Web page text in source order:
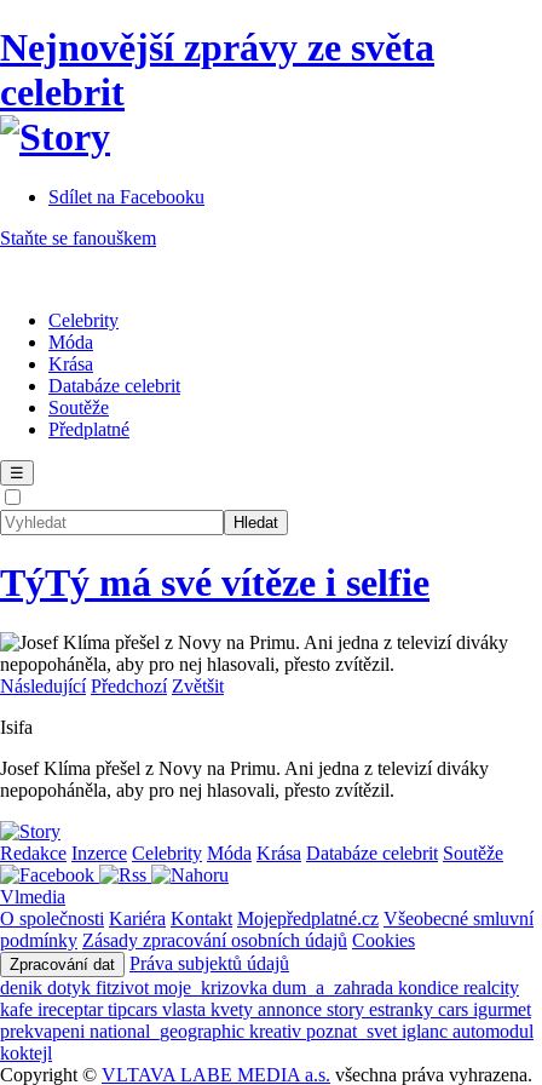
Nejnovější zprávy ze světa
celebrit
Sdílet na Facebooku
Staňte se fanouškem
Celebrity
Móda
Krása
Databáze celebrit
Soutěže
Předplatné
☰
TýTý má své vítěze i selfie
Následující Předchozí Zvětšit
Isifa
Josef Klíma přešel z Novy na Primu. Ani jedna z televizí diváky
nepopoháněla, aby pro nej hlasovali, přesto zvítězil.
Redakce Inzerce Celebrity Móda Krása Databáze celebrit Soutěže
Vlmedia
O společnosti Kariéra Kontakt Mojepředplatné.cz Všeobecné smluvní
podmínky Zásady zpracování osobních údajů Cookies
Zpracování dat
Práva subjektů údajů
denik dotyk fitzivot moje_krizovka dum_a_zahrada kondice realcity
kafe ireceptartipcars vlasta kvety annonce story estranky cars igurmet
prekvapeni national_geographic kreativ poznat_svet iglanc automodul
koktejl
Copyright © VLTAVA LABE MEDIA a.s. všechna práva vyhrazena.